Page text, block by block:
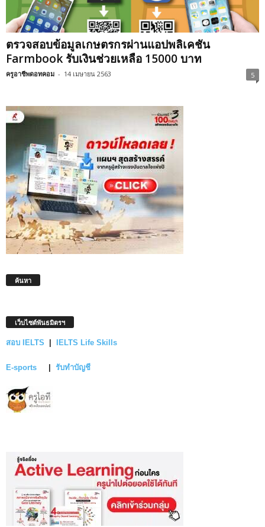
ตรวจสอบข้อมูลเกษตรกรผ่านแอปพลิเคชัน
Farmbook รับเงินช่วยเหลือ 15000 บาท
ครูอาชีพดอทคอม - 14 เมษายน 2563 5
ค้นหา
เว็บไซต์พันธมิตรฯ
สอบ IELTS IELTS Life Skills
E-sports รับทำบัญชี